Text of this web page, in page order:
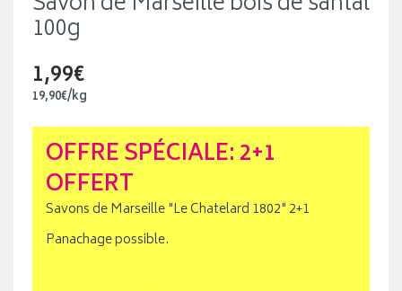
100g
1,99€
19,90€/kg
OFFRE SPÉCIALE: 2+1
OFFERT
Savons de Marseille "Le Chatelard 1802" 2+1
Panachage possible.